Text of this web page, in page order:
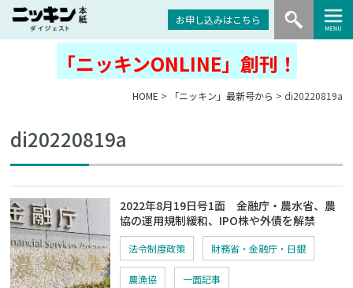
お申し込みはこちら
「ニッキンONLINE」創刊！
HOME > 「ニッキン」最新号から > di20220819a
di20220819a
2022年8月19日号1面 金融庁・農水省、農
協の運用規制緩和、IPO株や外債を解禁
法令制度政策 財務省・金融庁・日銀
農漁協 一面記事